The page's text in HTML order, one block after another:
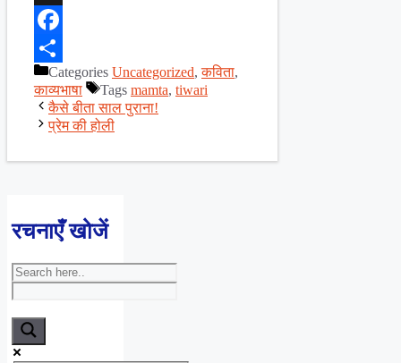
X
Facebook
ShareCategories Uncategorized,कविता,
काव्यभाषा
Tags mamta, tiwari
कैसे बीता साल पुराना!
प्रेम की होली
रचनाएँ खोजें